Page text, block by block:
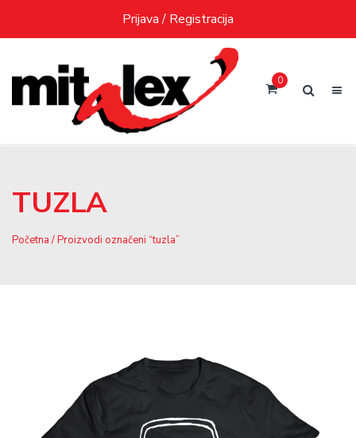
content
Prijava / Registracija
0
TUZLA
Početna / Proizvodi označeni “tuzla”